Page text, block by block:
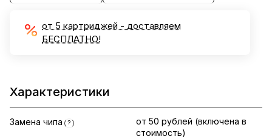
от 5 картриджей - доставляем
БЕСПЛАТНО!
Характеристики
Замена чипа ?
от 50 рублей (включена в
стоимость)